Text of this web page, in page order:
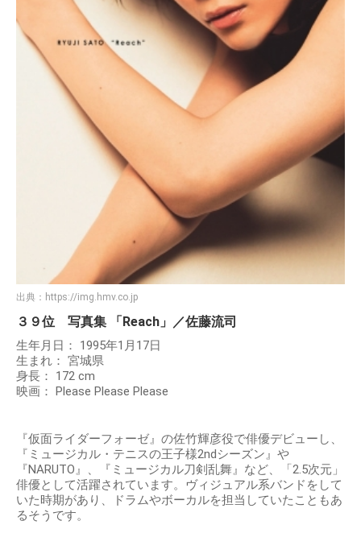
出典： https://img.hmv.co.jp
３９位 写真集 「Reach」／佐藤流司
生年月日： 1995年1月17日
生まれ： 宮城県
身長： 172 cm
映画： Please Please Please
『仮面ライダーフォーゼ』の佐竹輝彦役で俳優デビューし、
『ミュージカル・テニスの王子様2ndシーズン』や
『NARUTO』、『ミュージカル刀剣乱舞』など、「2.5次元」
俳優として活躍されています。ヴィジュアル系バンドをして
いた時期があり、ドラムやボーカルを担当していたこともあ
るそうです。